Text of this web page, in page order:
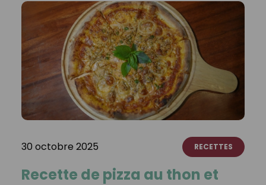
30 octobre 2025 RECETTES
Recette de pizza au thon et